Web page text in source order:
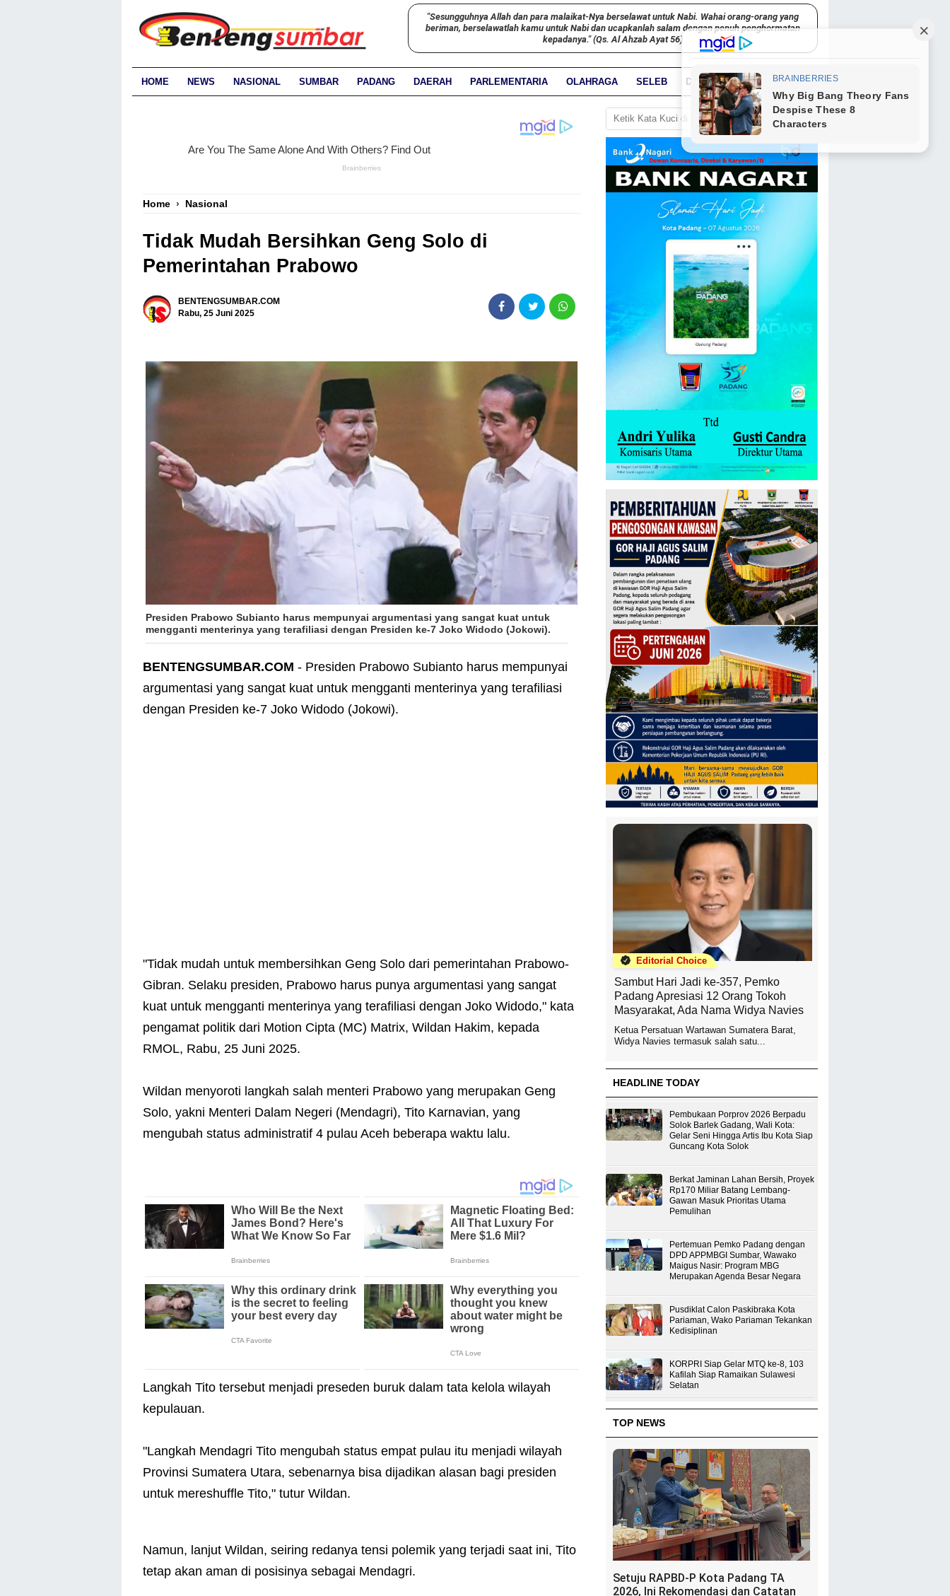
"Sesungguhnya Allah dan para malaikat-Nya berselawat untuk Nabi. Wahai orang-orang yang
beriman, berselawatlah kamu untuk Nabi dan ucapkanlah salam dengan penuh penghormatan
kepadanya." (Qs. Al Ahzab Ayat 56)
HOME NEWS NASIONAL SUMBAR PADANG DAERAH PARLEMENTARIA OLAHRAGA SELEB DUNIA PARIWARA
Home › Nasional
Tidak Mudah Bersihkan Geng Solo di
Pemerintahan Prabowo
BENTENGSUMBAR.COM
Rabu, 25 Juni 2025
Presiden Prabowo Subianto harus mempunyai argumentasi yang sangat kuat untuk
mengganti menterinya yang terafiliasi dengan Presiden ke-7 Joko Widodo (Jokowi).
BENTENGSUMBAR.COM - Presiden Prabowo Subianto harus mempunyai
argumentasi yang sangat kuat untuk mengganti menterinya yang terafiliasi
dengan Presiden ke-7 Joko Widodo (Jokowi).
"Tidak mudah untuk membersihkan Geng Solo dari pemerintahan Prabowo-
Gibran. Selaku presiden, Prabowo harus punya argumentasi yang sangat
kuat untuk mengganti menterinya yang terafiliasi dengan Joko Widodo," kata
pengamat politik dari Motion Cipta (MC) Matrix, Wildan Hakim, kepada
RMOL, Rabu, 25 Juni 2025.
Wildan menyoroti langkah salah menteri Prabowo yang merupakan Geng
Solo, yakni Menteri Dalam Negeri (Mendagri), Tito Karnavian, yang
mengubah status administratif 4 pulau Aceh beberapa waktu lalu.
Langkah Tito tersebut menjadi preseden buruk dalam tata kelola wilayah
kepulauan.
"Langkah Mendagri Tito mengubah status empat pulau itu menjadi wilayah
Provinsi Sumatera Utara, sebenarnya bisa dijadikan alasan bagi presiden
untuk mereshuffle Tito," tutur Wildan.
Namun, lanjut Wildan, seiring redanya tensi polemik yang terjadi saat ini, Tito
tetap akan aman di posisinya sebagai Mendagri.
Editorial Choice
Sambut Hari Jadi ke-357, Pemko
Padang Apresiasi 12 Orang Tokoh
Masyarakat, Ada Nama Widya Navies
Ketua Persatuan Wartawan Sumatera Barat,
Widya Navies termasuk salah satu...
HEADLINE TODAY
Pembukaan Porprov 2026 Berpadu
Solok Barlek Gadang, Wali Kota:
Gelar Seni Hingga Artis Ibu Kota Siap
Guncang Kota Solok
Berkat Jaminan Lahan Bersih, Proyek
Rp170 Miliar Batang Lembang-
Gawan Masuk Prioritas Utama
Pemulihan
Pertemuan Pemko Padang dengan
DPD APPMBGI Sumbar, Wawako
Maigus Nasir: Program MBG
Merupakan Agenda Besar Negara
Pusdiklat Calon Paskibraka Kota
Pariaman, Wako Pariaman Tekankan
Kedisiplinan
KORPRI Siap Gelar MTQ ke-8, 103
Kafilah Siap Ramaikan Sulawesi
Selatan
TOP NEWS
Setuju RAPBD-P Kota Padang TA
2026, Ini Rekomendasi dan Catatan